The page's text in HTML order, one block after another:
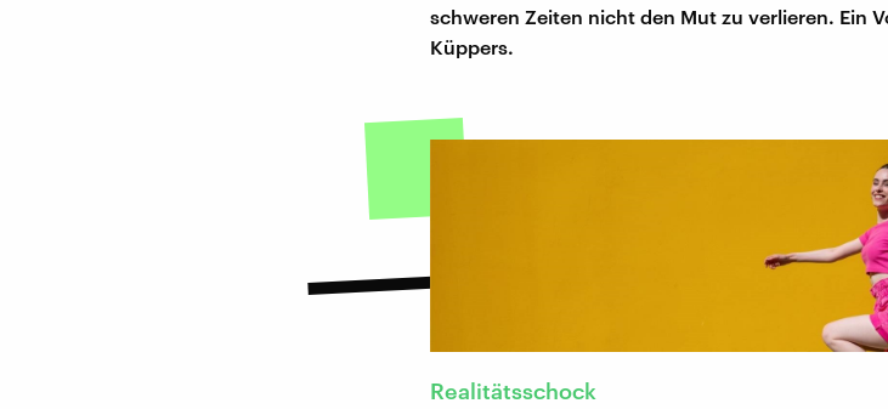
schweren Zeiten nicht den Mut zu verlieren. Ein
Küppers.
Realitätsschock